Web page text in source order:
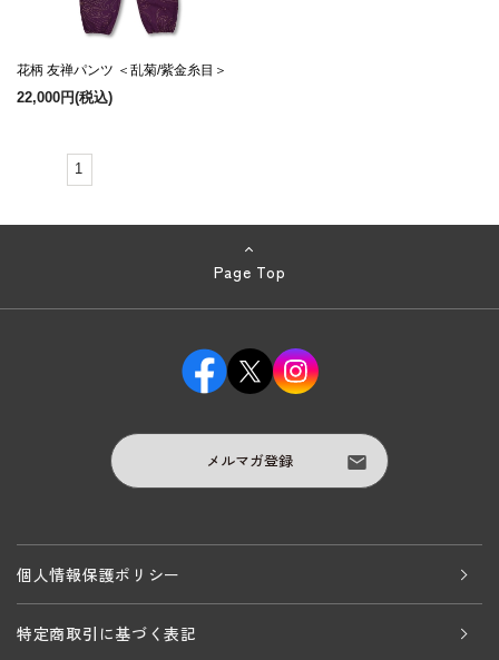
花柄 友禅パンツ ＜乱菊/紫金糸目＞
22,000円(税込)
1
Page Top
メルマガ登録
個人情報保護ポリシー
特定商取引に基づく表記